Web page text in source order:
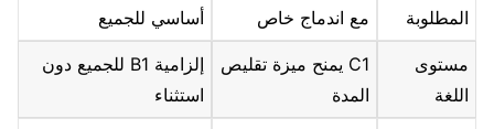
المطلوبة
مع اندماج خاص
أساسي للجميع
مستوى
اللغة
C1 يمنح ميزة تقليص
المدة
إلزامية B1 للجميع دون
استثناء